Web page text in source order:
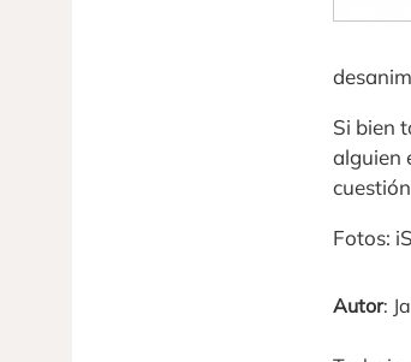
Si bien
alguien
Fotos:
Autor: